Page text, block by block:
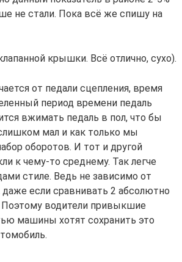
не стали. Пока всё же спишу на
крышки. Всё отлично, сухо).
от педали сцепления, время
период времени педаль
вжимать педаль в пол, что бы
мал и как только мы
оборотов. И тот и другой
к чему-то среднему. Так легче
стиле. Ведь не зависимо от
если сравнивать 2 абсолютно
водители привыкшие
машины хотят сохранить это